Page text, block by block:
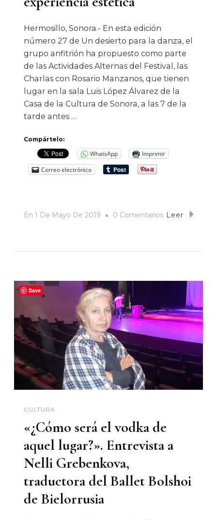
Hermosillo, Sonora.- En esta edición
número 27 de Un desierto para la danza, el
grupo anfitrión ha propuesto como parte
de las Actividades Alternas del Festival, las
Charlas con Rosario Manzanos, que tienen
lugar en la sala Luis López Álvarez de la
Casa de la Cultura de Sonora, a las 7 de la
tarde antes …
Compártelo:
WhatsApp
Imprimir
Correo electrónico
En 1 De Mayo De 2019 0 ComentariosEn
Experiencia
Estética
Leer
CULTURA
«¿Cómo será el vodka de
aquel lugar?». Entrevista a
Nelli Grebenkova,
traductora del Ballet Bolshoi
de Bielorrusia
Save